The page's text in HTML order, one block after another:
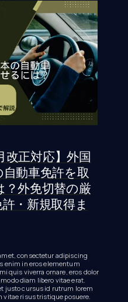
改正対応】外国
動車免許を取
外免切替の厳
・新規取得ま
consectetur adipiscing
enim in eros elementum
quis viverra ornare, eros dolor
diam libero vitae erat.
justo cursus id rutrum lorem
vitae risus tristique posuere.